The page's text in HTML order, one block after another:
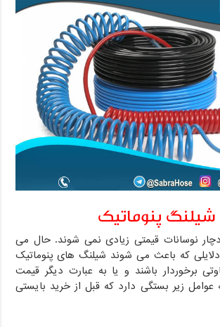
پنوماتیک
نوسانات قیمتی زیادی نمی شوند. حال می
که باعث می شوند شیلنگ های پنوماتیک
برخوردار باشند و یا به عبارت دیگر قیمت
عوامل زیر بستگی دارد که قبل از خرید بایستی